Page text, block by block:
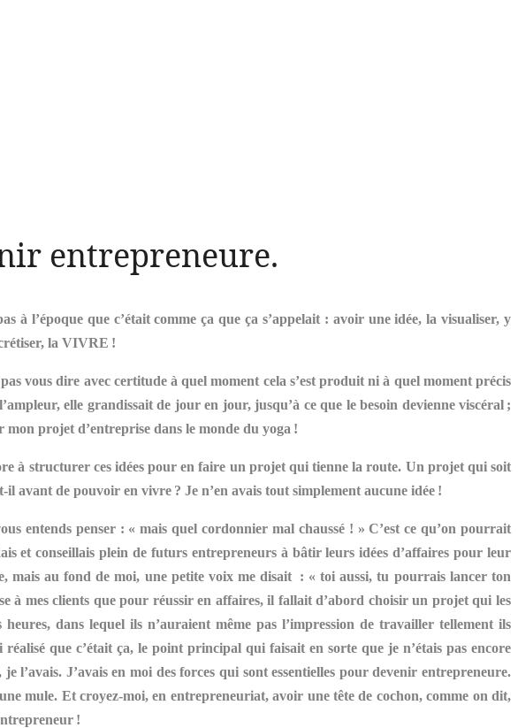
entrepreneure.
à l’époque que c’était comme ça que ça s’appelait : avoir une idée, la visualiser, y
la VIVRE !
vous dire avec certitude à quel moment cela s’est produit ni à quel moment précis
elle grandissait de jour en jour, jusqu’à ce que le besoin devienne viscéral ;
mon projet d’entreprise dans le monde du yoga !
à structurer ces idées pour en faire un projet qui tienne la route. Un projet qui soit
de pouvoir en vivre ? Je n’en avais tout simplement aucune idée !
entends penser : « mais quel cordonnier mal chaussé ! » C’est ce qu’on pourrait
et conseillais plein de futurs entrepreneurs à bâtir leurs idées d’affaires pour leur
mais au fond de moi, une petite voix me disait : « toi aussi, tu pourrais lancer ton
à mes clients que pour réussir en affaires, il fallait d’abord choisir un projet qui les
dans lequel ils n’auraient même pas l’impression de travailler tellement ils
que c’était ça, le point principal qui faisait en sorte que je n’étais pas encore
J’avais en moi des forces qui sont essentielles pour devenir entrepreneure.
mule. Et croyez-moi, en entrepreneuriat, avoir une tête de cochon, comme on dit,
!